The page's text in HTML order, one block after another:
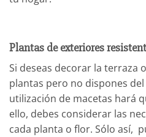
Plantas de exteriores
Si deseas decorar la terraza
plantas pero no dispones
utilización de macetas hará
ello, debes considerar las
cada planta o flor. Sólo así,